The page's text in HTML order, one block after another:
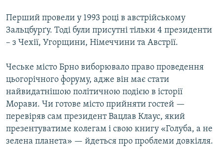
Перший провели у 1993 році в австрійському
Зальцбурґу. Тоді були присутні тільки 4 президенти
– з Чехії, Угорщини, Німеччини та Австрії.
Чеське місто Брно виборювало право проведення
цьогорічного форуму, адже він має стати
найвидатнішою політичною подією в історії
Морави. Чи готове місто прийняти гостей —
перевіряв сам президент Вацлав Клаус, який
презентуватиме колегам і свою книгу «Голуба, а не
зелена планета» — йдеться про проблеми довкілля.